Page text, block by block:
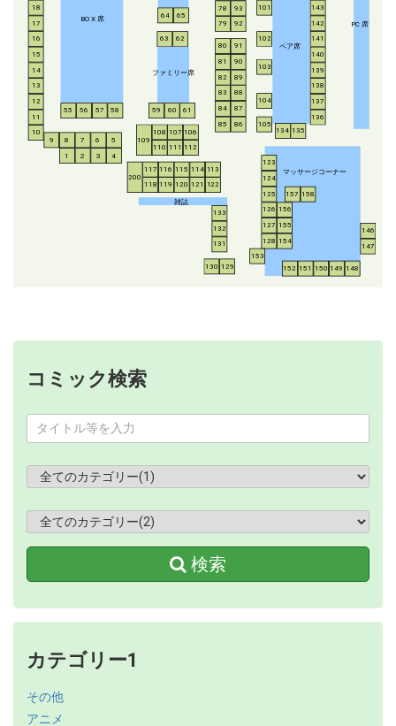
BO X 席
ファミリー席
ペア席
PC 席
マッサージコーナー
雑誌
1 2 3 4
5
6
7
8
9
10
11
12
13
14
15
16
17
18
55 56 57 58 59 60 61
62
63
64 65
78
79
80
81
82
83
84
85 86
87
88
89
90
91
92
93 101
102
103
104
105
106
107
108
109
110 111 112
113
114
115
116
117
118 119 120 121 122
123
124
125
126
127
128
129
130
131
132
133
134 135
136
137
138
139
140
141
142
143
146
147
148
149
150
151
152
153
154
155
156
157 158
200
コミック検索
検索
カテゴリー1
その他
アニメ